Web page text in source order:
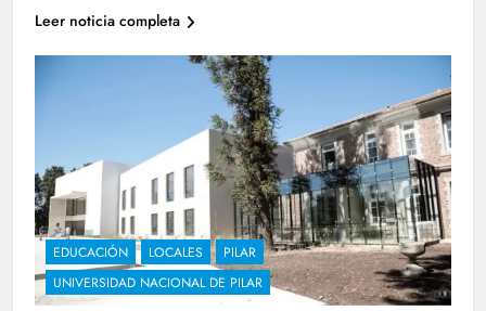
Leer noticia completa
EDUCACIÓN LOCALES
PILAR
UNIVERSIDAD NACIONAL DE PILAR